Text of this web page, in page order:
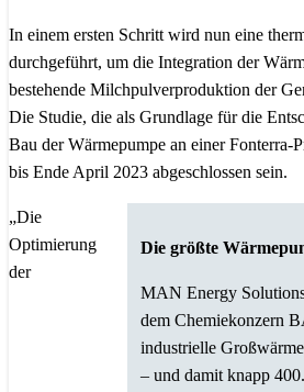
In einem ersten Schritt wird nun eine
durchgeführt, um die Integration der
bestehende Milchpulverproduktion der
Die Studie, die als Grundlage für die
Bau der Wärmepumpe an einer Fonterra-
bis Ende April 2023 abgeschlossen sein.
Die größte
MAN Energy
dem Chemiekonzern
industrielle
– und damit knapp
„Die
Optimierung
der